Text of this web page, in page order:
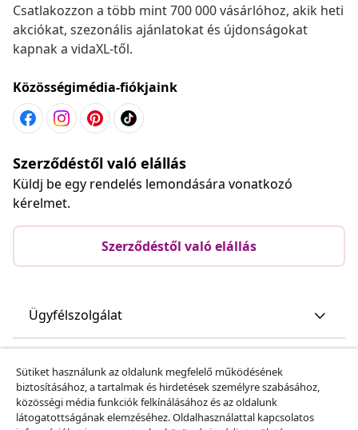
Csatlakozzon a több mint 700 000 vásárlóhoz, akik heti
akciókat, szezonális ajánlatokat és újdonságokat
kapnak a vidaXL-től.
Közösségimédia-fiókjaink
Szerződéstől való elállás
Küldj be egy rendelés lemondására vonatkozó
kérelmet.
Szerződéstől való elállás
Ügyfélszolgálat
vidaXL
Sütiket használunk az oldalunk megfelelő működésének
biztosításához, a tartalmak és hirdetések személyre szabásához,
közösségi média funkciók felkínálásához és az oldalunk
látogatottságának elemzéséhez. Oldalhasználattal kapcsolatos